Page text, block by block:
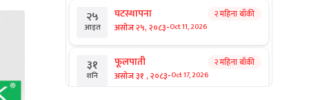
२५
आइत
घटस्थापना
असोज २५, २०८३-Oct 11, 2026
२ महिना बाँकी
३१
शनि
फूलपाती
असोज ३१ , २०८३-Oct 17, 2026
२ महिना बाँकी